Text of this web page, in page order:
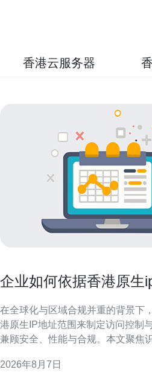
香港云服务器
企业如何依据香港原生
在全球化与区域合规并重的背景下
港原生IP地址范围来制定访问控制
兼顾安全、性能与合规。本文聚焦
点，适合用于SEO与本地化安全部署参考。
2026年8月7日